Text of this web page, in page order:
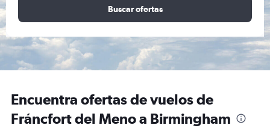
Buscar ofertas
Encuentra ofertas de vuelos de
Fráncfort del Meno a Birmingham